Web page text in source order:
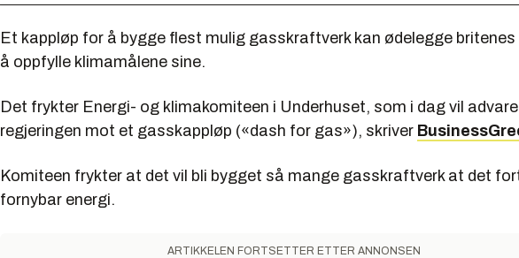
Et kappløp for å bygge flest mulig gasskraftverk kan ødelegge britenes
å oppfylle klimamålene sine.
Det frykter Energi- og klimakomiteen i Underhuset, som i dag vil advare
regjeringen mot et gasskappløp («dash for gas»), skriver
Komiteen frykter at det vil bli bygget så mange gasskraftverk at det
fornybar energi.
ARTIKKELEN FORTSETTER ETTER ANNONSEN